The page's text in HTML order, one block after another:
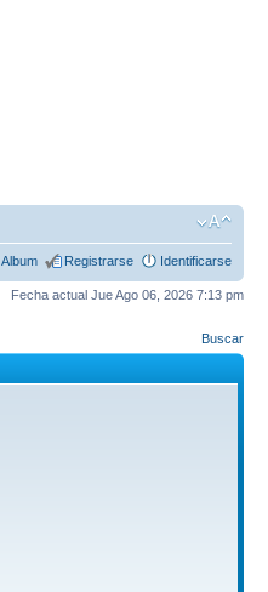
Album Registrarse Identificarse
Fecha actual Jue Ago 06, 2026 7:13 pm
Buscar